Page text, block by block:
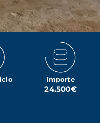
Importe
24.500€